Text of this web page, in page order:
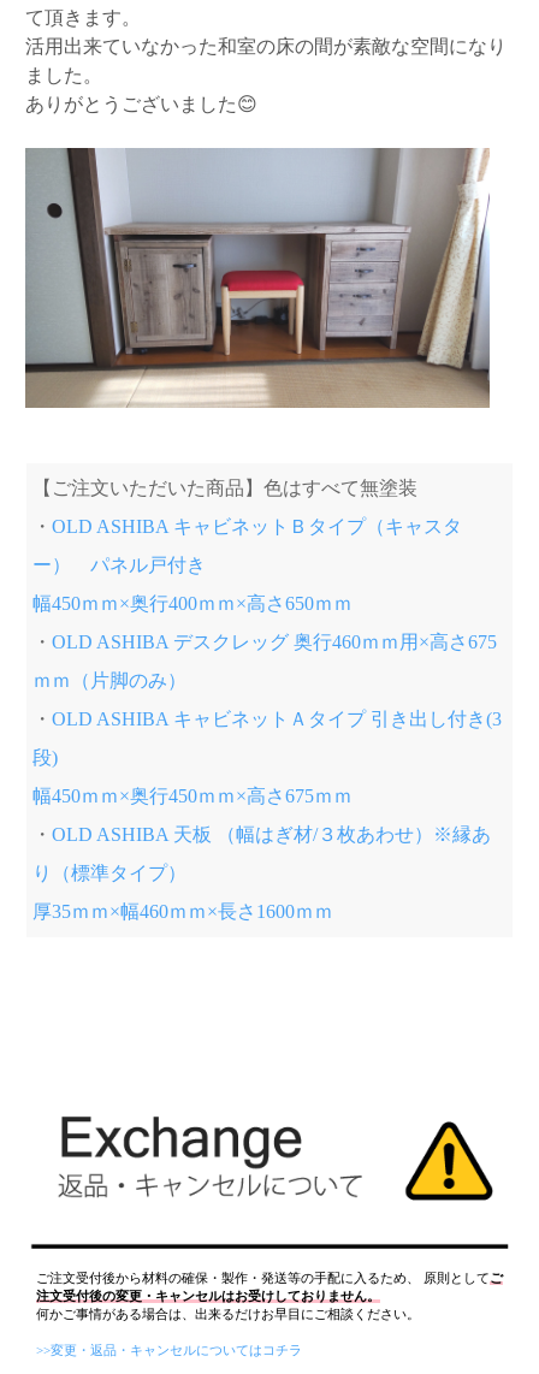
て頂きます。
活用出来ていなかった和室の床の間が素敵な空間になり
ました。
ありがとうございました😊
【ご注文いただいた商品】色はすべて無塗装
・OLD ASHIBA キャビネットＢタイプ（キャスタ
ー） パネル戸付き
幅450ｍｍ×奥行400ｍｍ×高さ650ｍｍ
・OLD ASHIBA デスクレッグ 奥行460ｍｍ用×高さ675
ｍｍ（片脚のみ）
・OLD ASHIBA キャビネットＡタイプ 引き出し付き(3
段)
幅450ｍｍ×奥行450ｍｍ×高さ675ｍｍ
・OLD ASHIBA 天板 （幅はぎ材/３枚あわせ）※縁あ
り（標準タイプ）
厚35ｍｍ×幅460ｍｍ×長さ1600ｍｍ
ご注文受付後から材料の確保・製作・発送等の手配に入るため、 原則としてご
注文受付後の変更・キャンセルはお受けしておりません。
何かご事情がある場合は、出来るだけお早目にご相談ください。
>>変更・返品・キャンセルについてはコチラ